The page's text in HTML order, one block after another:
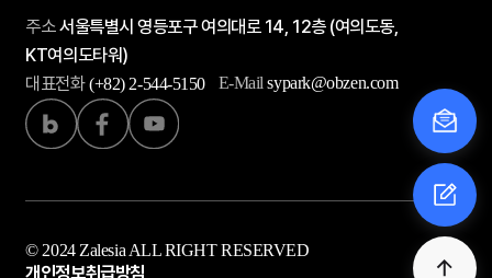
주소서울특별시 영등포구 여의대로 14, 12층 (여의도동,
KT여의도타워)
대표전화(+82) 2-544-5150 E-Mailsypark@obzen.com
© 2024 Zalesia ALL RIGHT RESERVED
개인정보취급방침